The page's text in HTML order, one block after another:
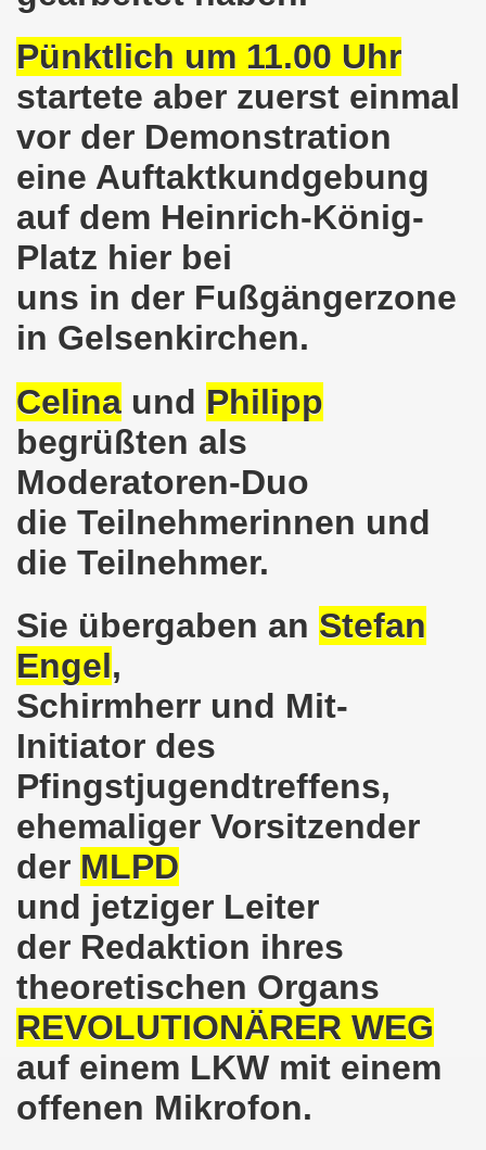
Pünktlich um 11.00 Uhr
startete aber zuerst einmal
vor der Demonstration
eine Auftaktkundgebung
auf dem Heinrich-König-
Platz hier bei
uns in der Fußgängerzone
in Gelsenkirchen.
Celina und Philipp
begrüßten als
Moderatoren-Duo
die Teilnehmerinnen und
die Teilnehmer.
Sie übergaben an Stefan
Engel,
Schirmherr und Mit-
Initiator des
Pfingstjugendtreffens,
ehemaliger Vorsitzender
der MLPD
und jetziger Leiter
der Redaktion ihres
theoretischen Organs
REVOLUTIONÄRER WEG
auf einem LKW mit einem
offenen Mikrofon.
die geplante Politik der neuen NRW-Koalition von
steht mit voller Solidarität an der Seite der
Bewegung erwartet Sicherheit - vor den
werden - 626. Gelsenkirchener Montagsdemo-
Bewegung diskutiert Wahlschlappe der SPD
auch am 14.05.2017 für die MLPD direkt zur
bezieht Stellung - NEIN zum Angriff Donald
Bewegung im Zeichen der internationalen Arbeiter-
- weg mit Hartz IV, nicht nur Nachbesserung a la Martin
621. Gelsenkirchener Montagsdemo-Bewegung
Bewegung: Widerstand zur Abschaltung aller AKWs
im Mittelpunkt der 618. Gelsenkirchener Montagsdemo-
ruft zum Protest gegen die Amtseinführung von
Frank Oettler vor Gericht!
zum Jahresauftakt steckt erste Ziele für 2017!
dem Rücken der Arbeiter, ihrer Familien und
Bewegung mit großer Resonanz und internationaler
Bewegung demonstriert und protestiert weiterhin
Bewegung in Gelsenkirchen: unübersehbares
Sofortiger Stopp der Bombardierungen von Aleppo!